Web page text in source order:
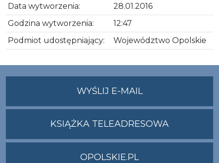
Data wytworzenia:
28.01.2016
Godzina wytworzenia:
12:47
Podmiot udostępniający:
Województwo Opolskie
WYŚLIJ E-MAILNA
ADRES
KSIĄŻKA TELEADRESOWA
OPOLSKIE.PL